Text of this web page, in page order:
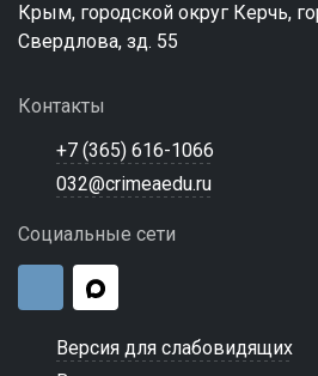
Крым, городской округ Керчь,
Свердлова, зд. 55
Контакты
+7 (365) 616-1066
032@crimeaedu.ru
Социальные сети
Версия для слабовидящих